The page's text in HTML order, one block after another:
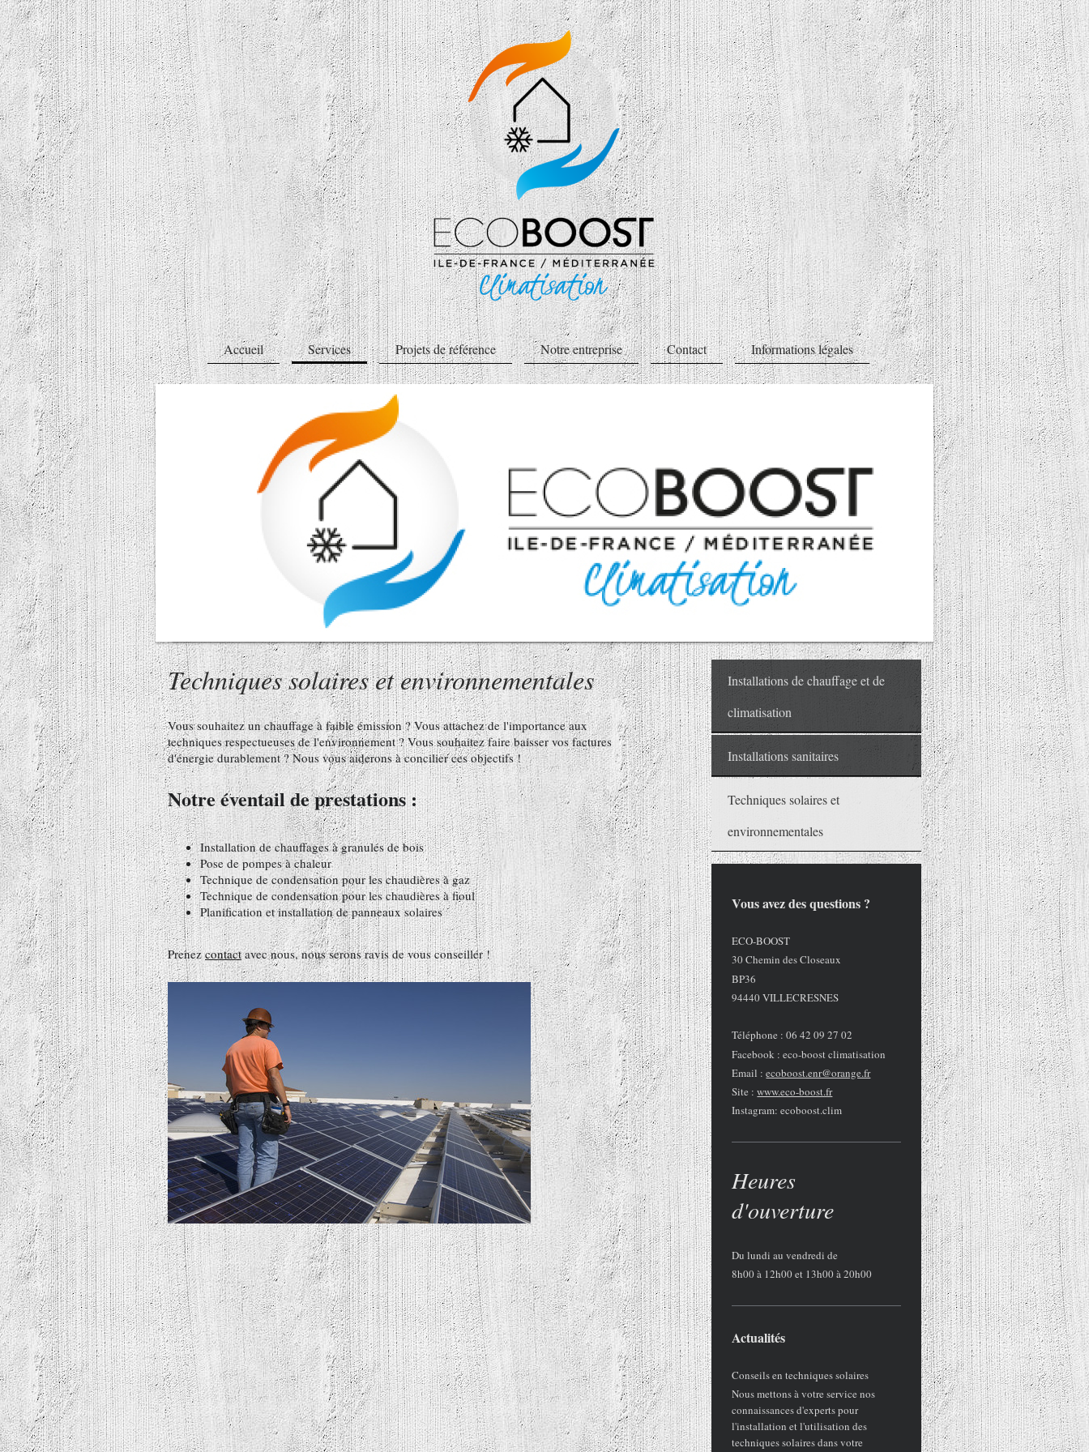
Accueil Services Projets de référence Notre entreprise Contact Informations légales
Techniques solaires et environnementales
Vous souhaitez un chauffage à faible émission ? Vous attachez de l'importance aux
techniques respectueuses de l'environnement ? Vous souhaitez faire baisser vos factures
d'énergie durablement ? Nous vous aiderons à concilier ces objectifs !
Notre éventail de prestations :
Installation de chauffages à granulés de bois
Pose de pompes à chaleur
Technique de condensation pour les chaudières à gaz
Technique de condensation pour les chaudières à fioul
Planification et installation de panneaux solaires
Prenezcontactavec nous, nous serons ravis de vous conseiller !
Installations de chauffage et de
climatisation
Installations sanitaires
Techniques solaires et
environnementales
Vous avez des questions ?
ECO-BOOST
30 Chemin des Closeaux
BP36
94440 VILLECRESNES
Téléphone : 06 42 09 27 02
Facebook : eco-boost climatisation
Email :ecoboost.enr@orange.fr
Site :www.eco-boost.fr
Instagram: ecoboost.clim
Heures
d'ouverture
Du lundi au vendredi de
8h00 à 12h00 et 13h00 à 20h00
Actualités
Conseils en techniques solaires
Nous mettons à votre service nos
connaissances d'experts pour
l'installation et l'utilisation des
techniques solaires dans votre